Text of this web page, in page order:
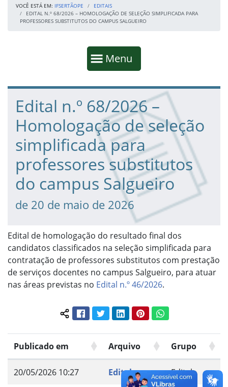
VOCÊ ESTÁ EM: IFSERTÃOPE
EDITAIS
EDITAL N.º 68/2026 – HOMOLOGAÇÃO DE SELEÇÃO SIMPLIFICADA PARA
PROFESSORES SUBSTITUTOS DO CAMPUS SALGUEIRO
Mostrar
Menu
Fim da navegação
Início do conteúdo
Edital n.º 68/2026 –
Homologação de seleção
simplificada para
professores substitutos
do campus Salgueiro
de 20 de maio de 2026
Edital de homologação do resultado final dos
candidatos classificados na seleção simplificada para
contratação de professores substitutos com prestação
de serviços docentes no campus Salgueiro, para atuar
nas áreas previstas no Edital n.º 46/2026.
Compartilhar conteúdo:
FacebookTwitterLinkedInPinterestWhatsApp
Publicado em Arquivo Grupo
20/05/2026 10:27 Edital Edital